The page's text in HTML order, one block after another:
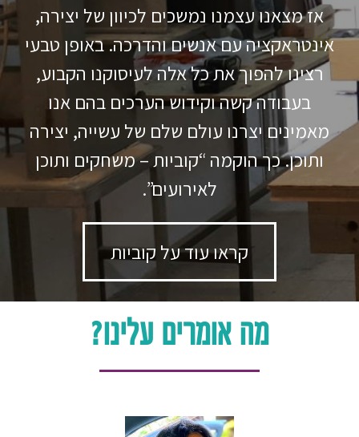
אז מצאנו עצמנו נמשכים לכיוון של יצירה,
אינטראקציה עם אנשים והדרכה. באופן טבעי
רצינו להפוך את כל אלה לעיסוקנו הקבוע,
בעבודה קשה וקידוש הערכים בהם אנו
מאמינים יצרנו עולם שלם של עשייה, יצירה
ותוכן. כך הוקמה “קוביות – משחקים ותוכן
לאירועים”.
קראו עוד על קוביות
מה אומרים עלינו?